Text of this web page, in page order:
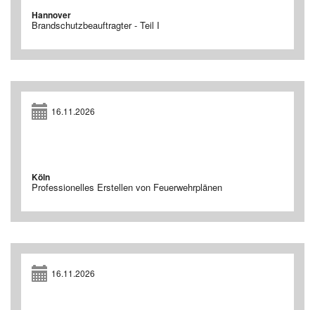
Hannover
Brandschutzbeauftragter - Teil I
16.11.2026
Köln
Professionelles Erstellen von Feuerwehrplänen
16.11.2026